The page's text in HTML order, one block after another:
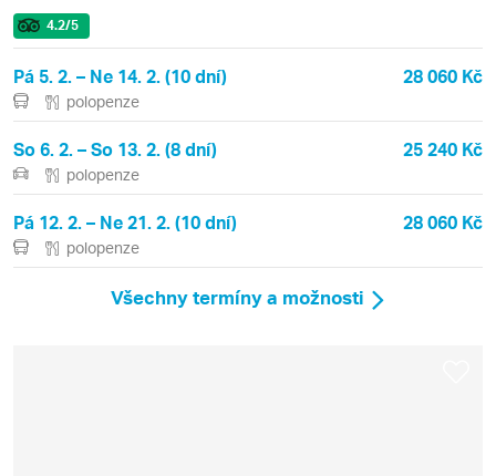
4.2/5
Pá 5. 2. – Ne 14. 2. (10 dní) 28 060 Kč
polopenze
So 6. 2. – So 13. 2. (8 dní) 25 240 Kč
polopenze
Pá 12. 2. – Ne 21. 2. (10 dní) 28 060 Kč
polopenze
Všechny termíny a možnosti